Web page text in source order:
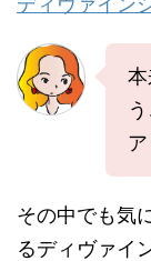
その中でも気
るディヴァイ